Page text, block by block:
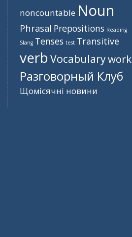
noncountable Noun
Phrasal Prepositions Reading
Slang Tenses test Transitive
verb Vocabularywork
Разговорный Клуб
Щомісячні новини